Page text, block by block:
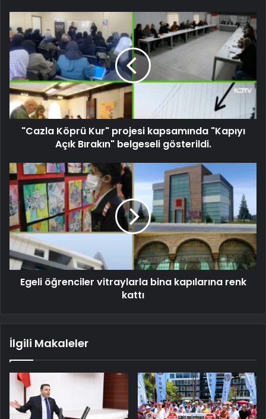
"Cazla Köprü Kur" projesi kapsamında "Kapıyı
Açık Bırakın" belgeseli gösterildi.
Egeli öğrenciler vitraylarla bina kapılarına renk
kattı
İlgili Makaleler